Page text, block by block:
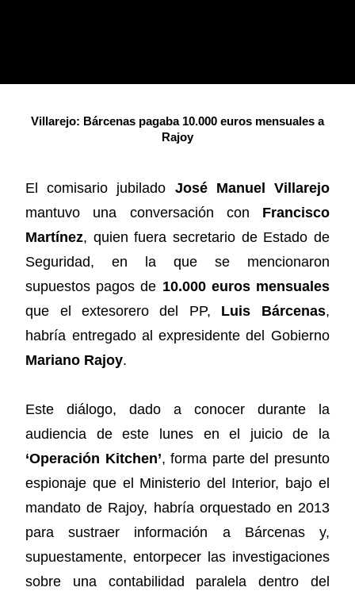
Villarejo: Bárcenas pagaba 10.000 euros mensuales a
Rajoy
El comisario jubilado José Manuel Villarejo
mantuvo una conversación con Francisco
Martínez, quien fuera secretario de Estado de
Seguridad, en la que se mencionaron
supuestos pagos de 10.000 euros mensuales
que el extesorero del PP, Luis Bárcenas,
habría entregado al expresidente del Gobierno
Mariano Rajoy.
Este diálogo, dado a conocer durante la
audiencia de este lunes en el juicio de la
‘Operación Kitchen’, forma parte del presunto
espionaje que el Ministerio del Interior, bajo el
mandato de Rajoy, habría orquestado en 2013
para sustraer información a Bárcenas y,
supuestamente, entorpecer las investigaciones
sobre una contabilidad paralela dentro del